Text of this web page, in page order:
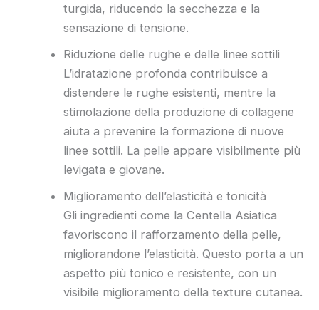
turgida, riducendo la secchezza e la
sensazione di tensione.
Riduzione delle rughe e delle linee sottili
L’idratazione profonda contribuisce a
distendere le rughe esistenti, mentre la
stimolazione della produzione di collagene
aiuta a prevenire la formazione di nuove
linee sottili. La pelle appare visibilmente più
levigata e giovane.
Miglioramento dell’elasticità e tonicità
Gli ingredienti come la Centella Asiatica
favoriscono il rafforzamento della pelle,
migliorandone l’elasticità. Questo porta a un
aspetto più tonico e resistente, con un
visibile miglioramento della texture cutanea.